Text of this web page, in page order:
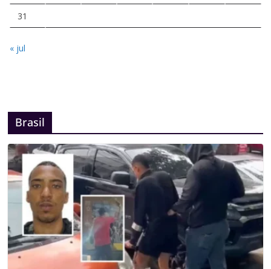
31
« jul
Brasil